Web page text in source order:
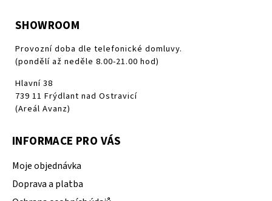
SHOWROOM
Provozní doba dle telefonické domluvy.
(pondělí až neděle 8.00-21.00 hod)
Hlavní 38
739 11 Frýdlant nad Ostravicí
(Areál Avanz)
INFORMACE PRO VÁS
Moje objednávka
Doprava a platba